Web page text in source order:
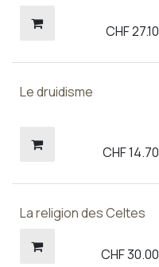
CHF27.10
Le druidisme
CHF14.70
La religion des Celtes
CHF30.00